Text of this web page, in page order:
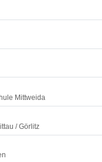
Mittweida
/ Görlitz